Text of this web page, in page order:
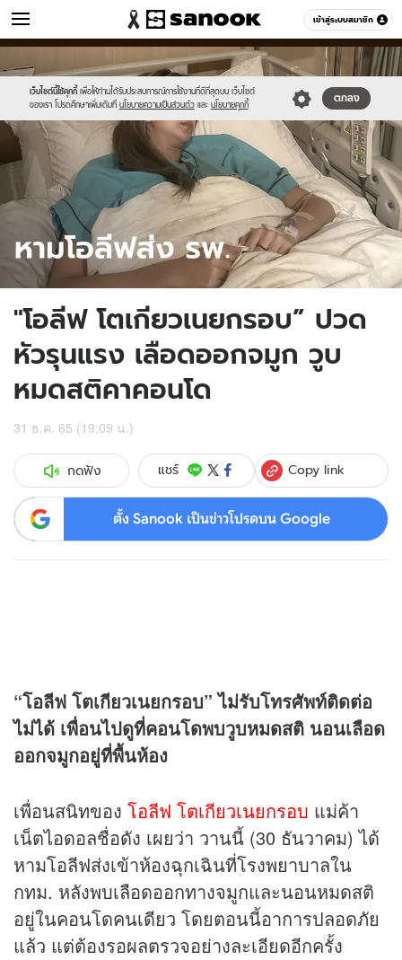
เข้าสู่ระบบสมาชิก
ข่าว หมวดอื่นๆ
เว็บไซต์นี้ใช้คุกกี้ เพื่อให้ท่านได้รับประสบการณ์การใช้งานที่ดีที่สุดบน เว็บไซต์
ของเรา โปรดศึกษาเพิ่มเติมที่ นโยบายความเป็นส่วนตัว และ นโยบายคุกกี้
ตกลง
//s.isanook.com/sr/0/images/logo-
new-
sanook.png
//s.isanook.com/ns/0/ud/1742/8713378/ol.jpg
"โอลีฟ โตเกียวเนยกรอบ” ปวด
หัวรุนแรง เลือดออกจมูก วูบ
หมดสติคาคอนโด
31 ธ.ค. 65 (19:09 น.)
กดฟัง แชร์ Copy link
ตั้ง Sanook เป็นข่าวโปรดบน Google
“โอลีฟ โตเกียวเนยกรอบ” ไม่รับโทรศัพท์ติดต่อ
ไม่ได้ เพื่อนไปดูที่คอนโดพบวูบหมดสติ นอนเลือด
ออกจมูกอยู่ที่พื้นห้อง
เพื่อนสนิทของ โอลีฟ โตเกียวเนยกรอบ แม่ค้า
เน็ตไอดอลชื่อดัง เผยว่า วานนี้ (30 ธันวาคม) ได้
หามโอลีฟส่งเข้าห้องฉุกเฉินที่โรงพยาบาลใน
กทม. หลังพบเลือดออกทางจมูกและนอนหมดสติ
อยู่ในคอนโดคนเดียว โดยตอนนี้อาการปลอดภัย
แล้ว แต่ต้องรอผลตรวจอย่างละเอียดอีกครั้ง